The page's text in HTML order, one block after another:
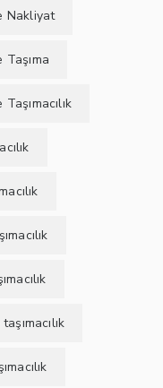
Nakliyat